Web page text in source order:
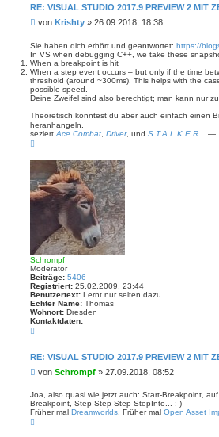
t
k
a
t
e
n
v
o
n
r
i
s
y
RE: VISUAL STUDIO 2017.9 PREVIEW 2 MIT
B
i
t
r
a
g
von Krishty » 26.09.2018, 18:38
Sie haben dich erhört und geantwortet: https://
In VS when debugging C++, we take these
When a breakpoint is hit
When a step event occurs – but only if the time
threshold (around ~300ms). This helps with the
possible speed.
Deine Zweifel sind also berechtigt; man kann nur
Theoretisch könntest du aber auch einfach einen
heranhangeln.
seziert Ace Combat Driver, und S.T.A.L.K.E.R. —
c
b
e
n
Schrompf
Moderator
Beiträge: 5406
Registriert: 25.02.2009, 23:44
Benutzertext: Lernt nur selten dazu
Echter Name: Thomas
Wohnort: Dresden
Kontaktdaten:
t
k
a
t
e
RE: VISUAL STUDIO 2017.9 PREVIEW 2 MIT
B
i
t
r
von Schrompf » 27.09.2018, 08:52
Joa, also quasi wie jetzt auch: Start-Breakpoint,
Breakpoint, Step-Step-Step-StepInto... :-)
Früher mal Dreamworlds . Früher mal Open Asset